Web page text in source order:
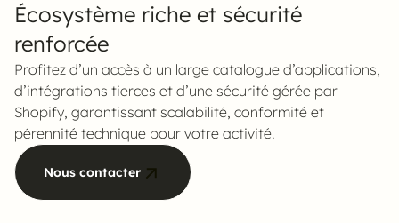
Écosystème riche et sécurité
renforcée
Profitez d’un accès à un large catalogue d’applications,
d’intégrations tierces et d’une sécurité gérée par
Shopify, garantissant scalabilité, conformité et
pérennité technique pour votre activité.
Nous contacter